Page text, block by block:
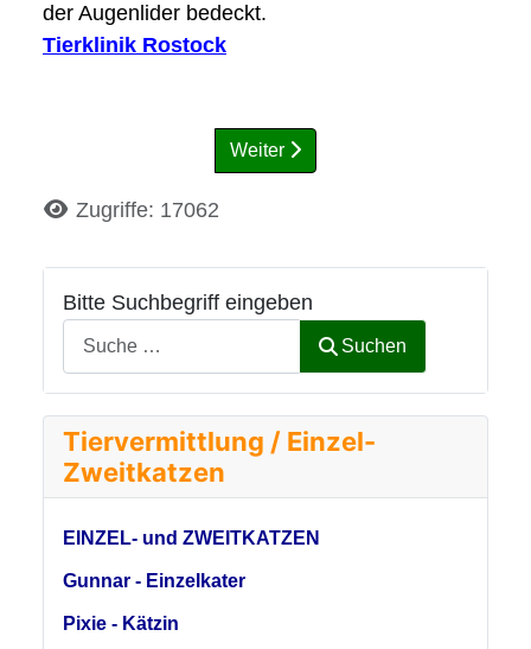
Bitte Suchbegriff eingeben
Suchen
Tiervermittlung / Einzel-
Zweitkatzen
EINZEL- und ZWEITKATZEN
Gunnar - Einzelkater
Pixie - Kätzin
der Augenlider bedeckt.
Tierklinik Rostock
Weiter
DetailsZugriffe: 17062